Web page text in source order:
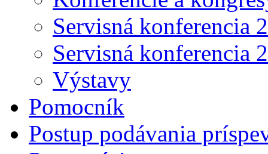
Servisná konferencia
Servisná konferencia
Výstavy
Pomocník
Postup podávania